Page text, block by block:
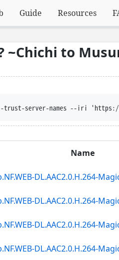
Guide Resources
~Chichi to
Name
DL.AAC2.0.H.264-
DL.AAC2.0.H.264-
DL.AAC2.0.H.264-
DL.AAC2.0.H.264-